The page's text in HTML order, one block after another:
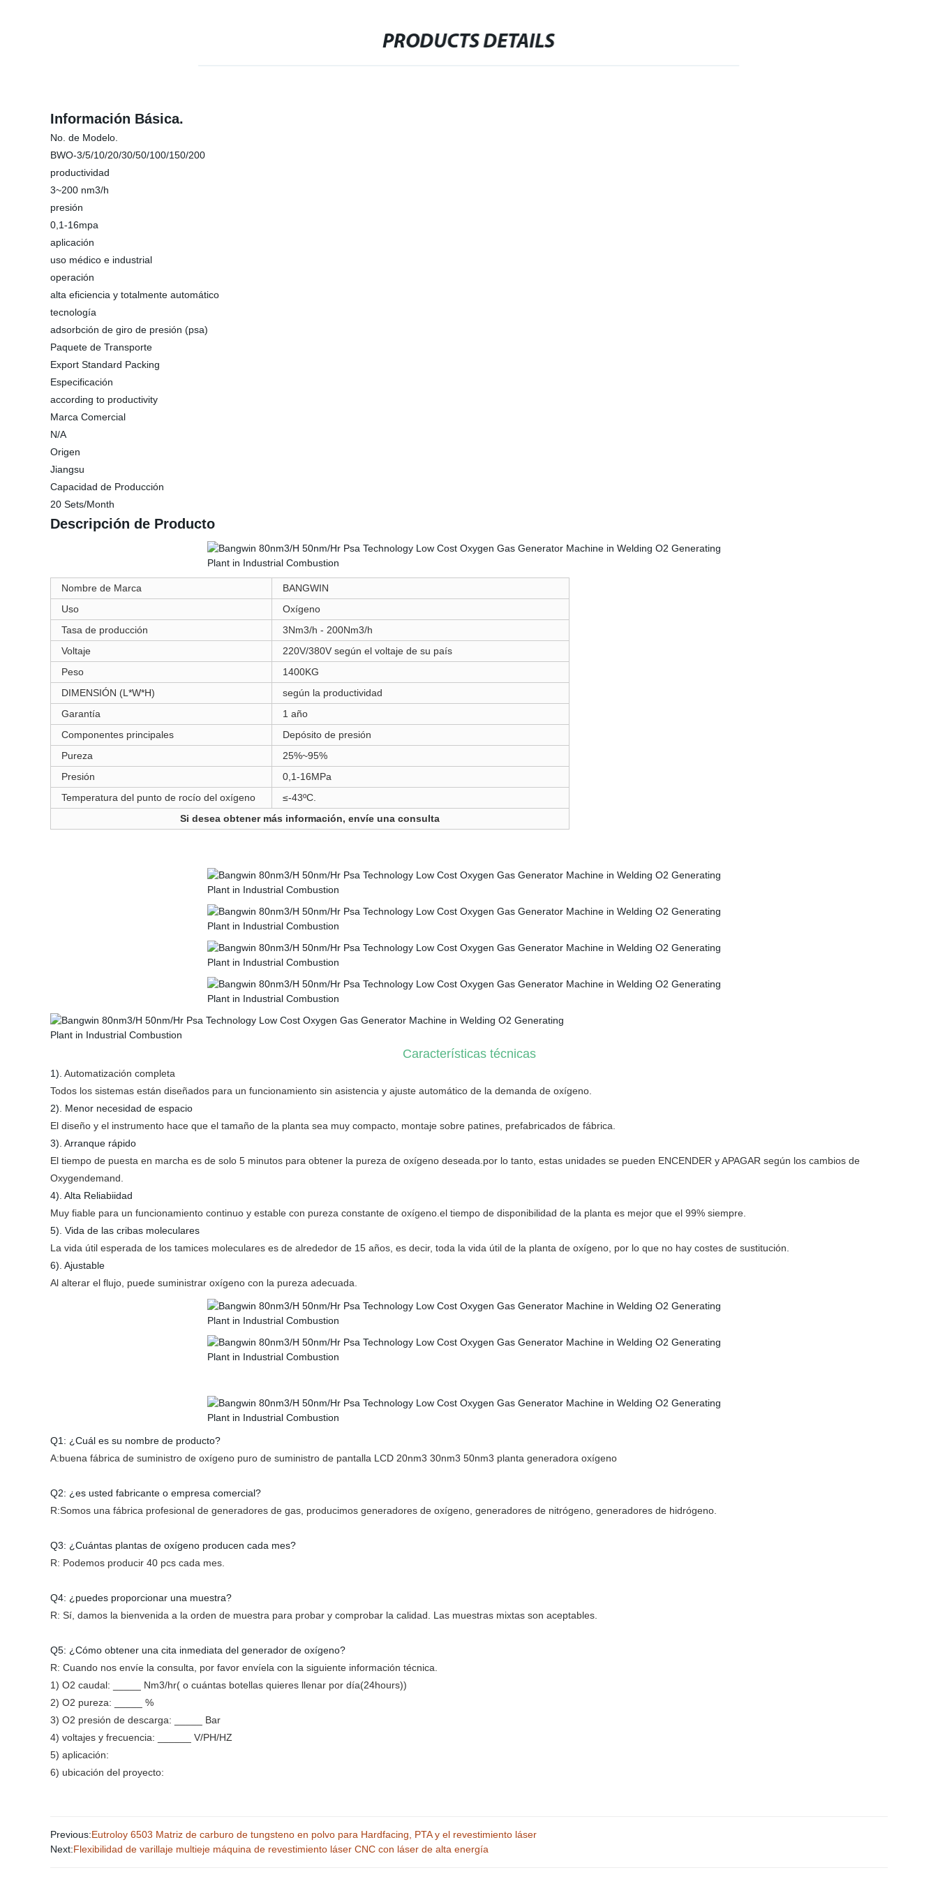
PRODUCTS DETAILS
Información Básica.
No. de Modelo.
BWO-3/5/10/20/30/50/100/150/200
productividad
3~200 nm3/h
presión
0,1-16mpa
aplicación
uso médico e industrial
operación
alta eficiencia y totalmente automático
tecnología
adsorbción de giro de presión (psa)
Paquete de Transporte
Export Standard Packing
Especificación
according to productivity
Marca Comercial
N/A
Origen
Jiangsu
Capacidad de Producción
20 Sets/Month
Descripción de Producto
Nombre de Marca
BANGWIN
Uso
Oxígeno
Tasa de producción
3Nm3/h - 200Nm3/h
Voltaje
220V/380V según el voltaje de su país
Peso
1400KG
DIMENSIÓN (L*W*H)
según la productividad
Garantía
1 año
Componentes principales
Depósito de presión
Pureza
25%~95%
Presión
0,1-16MPa
Temperatura del punto de rocío del oxígeno
≤-43ºC.
Si desea obtener más información, envíe una consulta
Características técnicas
1). Automatización completa
Todos los sistemas están diseñados para un funcionamiento sin asistencia y ajuste automático de la demanda de oxígeno.
2). Menor necesidad de espacio
El diseño y el instrumento hace que el tamaño de la planta sea muy compacto, montaje sobre patines, prefabricados de fábrica.
3). Arranque rápido
El tiempo de puesta en marcha es de solo 5 minutos para obtener la pureza de oxígeno deseada.por lo tanto, estas unidades se pueden ENCENDER y APAGAR según los cambios de
Oxygendemand.
4). Alta Reliabiidad
Muy fiable para un funcionamiento continuo y estable con pureza constante de oxígeno.el tiempo de disponibilidad de la planta es mejor que el 99% siempre.
5). Vida de las cribas moleculares
La vida útil esperada de los tamices moleculares es de alrededor de 15 años, es decir, toda la vida útil de la planta de oxígeno, por lo que no hay costes de sustitución.
6). Ajustable
Al alterar el flujo, puede suministrar oxígeno con la pureza adecuada.
Q1: ¿Cuál es su nombre de producto?
A:buena fábrica de suministro de oxígeno puro de suministro de pantalla LCD 20nm3 30nm3 50nm3 planta generadora oxígeno
Q2: ¿es usted fabricante o empresa comercial?
R:Somos una fábrica profesional de generadores de gas, producimos generadores de oxígeno, generadores de nitrógeno, generadores de hidrógeno.
Q3: ¿Cuántas plantas de oxígeno producen cada mes?
R: Podemos producir 40 pcs cada mes.
Q4: ¿puedes proporcionar una muestra?
R: Sí, damos la bienvenida a la orden de muestra para probar y comprobar la calidad. Las muestras mixtas son aceptables.
Q5: ¿Cómo obtener una cita inmediata del generador de oxígeno?
R: Cuando nos envíe la consulta, por favor envíela con la siguiente información técnica.
1) O2 caudal: _____ Nm3/hr( o cuántas botellas quieres llenar por día(24hours))
2) O2 pureza: _____ %
3) O2 presión de descarga: _____ Bar
4) voltajes y frecuencia: ______ V/PH/HZ
5) aplicación:
6) ubicación del proyecto:
Previous:Eutroloy 6503 Matriz de carburo de tungsteno en polvo para Hardfacing, PTA y el revestimiento láser
Next:Flexibilidad de varillaje multieje máquina de revestimiento láser CNC con láser de alta energía